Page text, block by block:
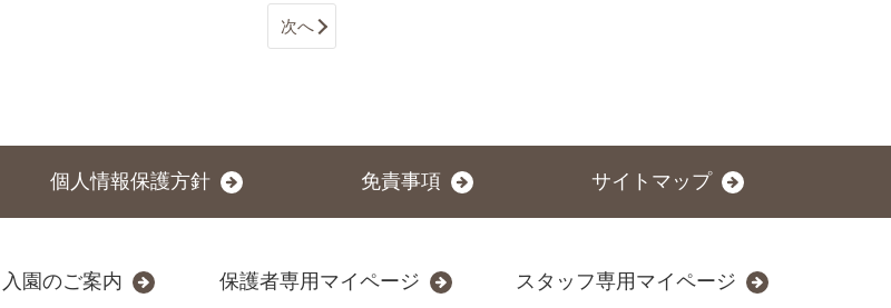
次へ
個人情報保護方針 免責事項 サイトマップ
入園のご案内 保護者専用マイページ スタッフ専用マイページ